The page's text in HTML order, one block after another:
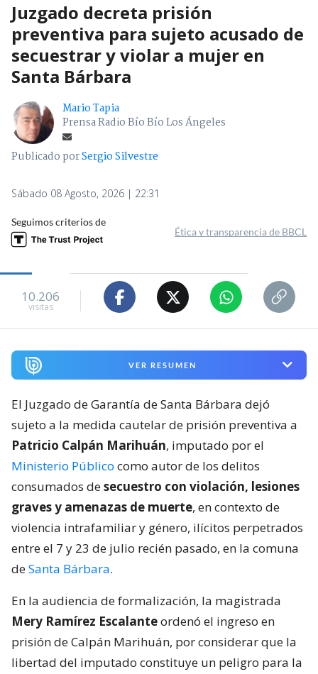
Juzgado decreta prisión
preventiva para sujeto acusado de
secuestrar y violar a mujer en
Santa Bárbara
Mario Tapia
Prensa Radio Bío Bío Los Ángeles
Publicado porSergio Silvestre
Sábado 08 Agosto, 2026 | 22:31
Seguimos criterios de
Ética y transparencia de BBCL
10.206
visitas
VER RESUMEN
El Juzgado de Garantía de Santa Bárbara dejó
sujeto a la medida cautelar de prisión preventiva a
Patricio Calpán Marihuán, imputado por el
Ministerio Público como autor de los delitos
consumados desecuestro con violación, lesiones
graves y amenazas de muerte, en contexto de
violencia intrafamiliar y género, ilícitos perpetrados
entre el 7 y 23 de julio recién pasado, en la comuna
deSanta Bárbara.
En la audiencia de formalización, la magistrada
Mery Ramírez Escalanteordenó el ingreso en
prisión de Calpán Marihuán, por considerar que la
libertad del imputado constituye un peligro para la